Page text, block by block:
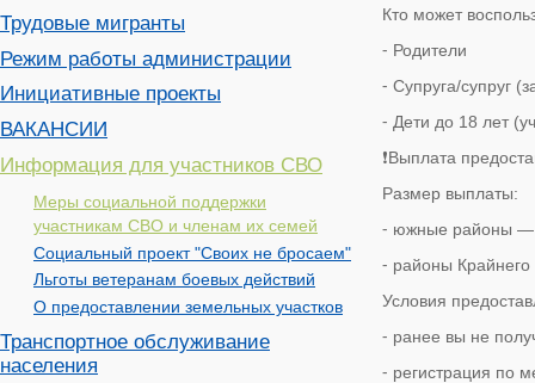
Трудовые мигранты
Режим работы администрации
Инициативные проекты
ВАКАНСИИ
Информация для участников СВО
Меры социальной поддержки
участникам СВО и членам их семей
Социальный проект "Своих не бросаем"
Льготы ветеранам боевых действий
О предоставлении земельных участков
Транспортное обслуживание
населения
Кто может
⁃ Родители
⁃ Супруга/супруг
⁃ Дети до 18 лет
❗️Выплата
Размер выплаты:
⁃ южные районы —
⁃ районы
Условия
⁃ ранее вы не
⁃ регистрация по